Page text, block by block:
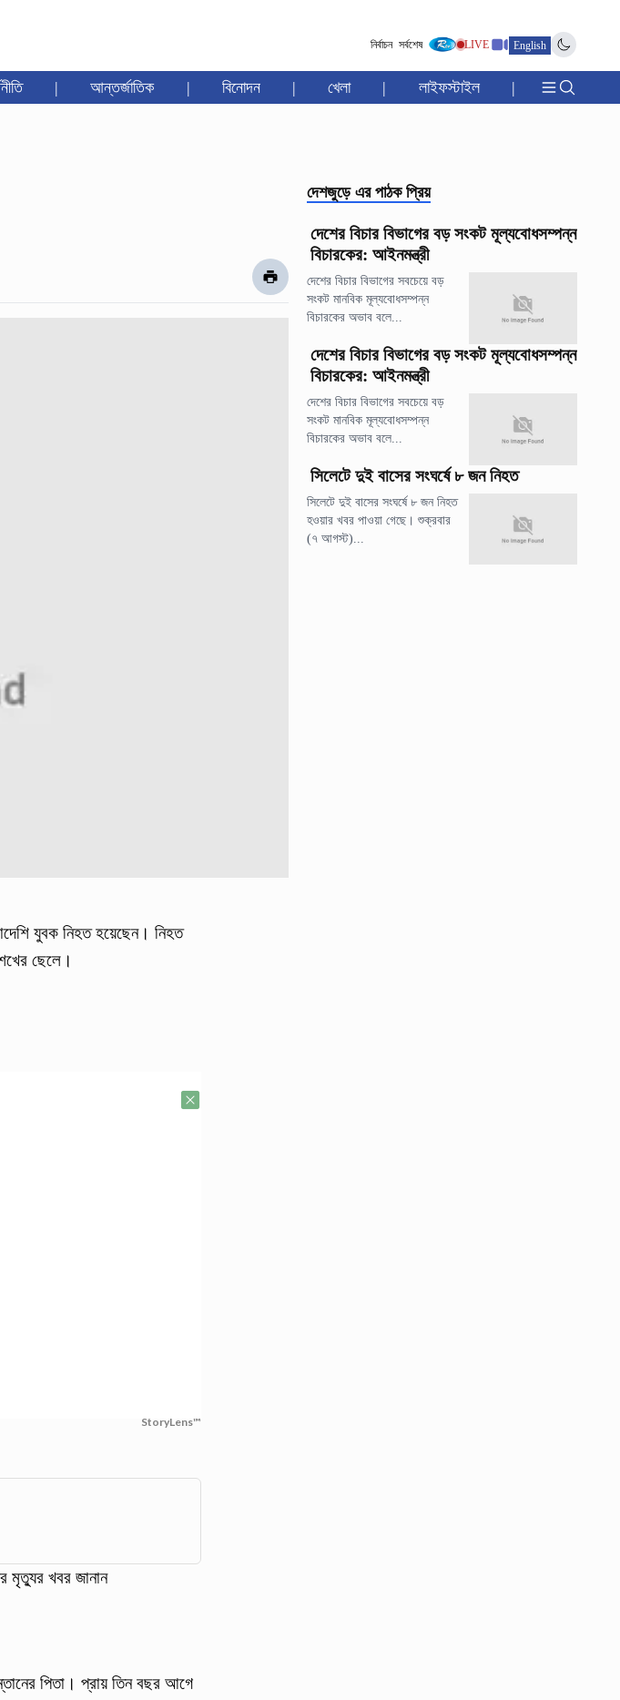
নির্বাচন সর্বশেষ LIVE English
| আন্তর্জাতিক | বিনোদন | খেলা | লাইফস্টাইল |
যুবক নিহত হয়েছেন। নিহত
ছেলে।
StoryLens™
মৃত্যুর খবর জানান
পিতা। প্রায় তিন বছর আগে
দেশজুড়ে এর পাঠক প্রিয়
দেশের বিচার বিভাগের বড় সংকট মূল্যবোধসম্পন্ন
বিচারকের: আইনমন্ত্রী
দেশের বিচার বিভাগের সবচেয়ে বড়
সংকট মানবিক মূল্যবোধসম্পন্ন
বিচারকের অভাব বলে...
দেশের বিচার বিভাগের বড় সংকট মূল্যবোধসম্পন্ন
বিচারকের: আইনমন্ত্রী
দেশের বিচার বিভাগের সবচেয়ে বড়
সংকট মানবিক মূল্যবোধসম্পন্ন
বিচারকের অভাব বলে...
সিলেটে দুই বাসের সংঘর্ষে ৮ জন নিহত
সিলেটে দুই বাসের সংঘর্ষে ৮ জন নিহত
হওয়ার খবর পাওয়া গেছে। শুক্রবার
(৭ আগস্ট)...